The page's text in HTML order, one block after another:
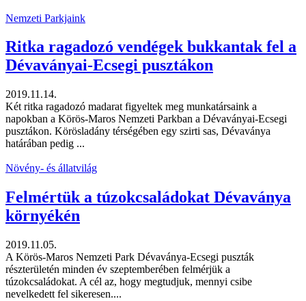
Nemzeti Parkjaink
Ritka ragadozó vendégek bukkantak fel a
Dévaványai-Ecsegi pusztákon
2019.11.14.
Két ritka ragadozó madarat figyeltek meg munkatársaink a
napokban a Körös-Maros Nemzeti Parkban a Dévaványai-Ecsegi
pusztákon. Körösladány térségében egy szirti sas, Dévaványa
határában pedig ...
Növény- és állatvilág
Felmértük a túzokcsaládokat Dévaványa
környékén
2019.11.05.
A Körös-Maros Nemzeti Park Dévaványa-Ecsegi puszták
részterületén minden év szeptemberében felmérjük a
túzokcsaládokat. A cél az, hogy megtudjuk, mennyi csibe
nevelkedett fel sikeresen....